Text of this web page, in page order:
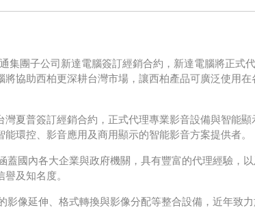
集團子公司新達電腦簽訂經銷合約，新達電腦將正式
協助西柏更深耕台灣市場，讓西柏產品可廣泛使用在
夏普簽訂經銷合約，正式代理專業影音設備與智能顯
環控、影音應用及商用顯示的智能影音方案提供者。
國內各大企業與政府機關，具有豐富的代理經驗，
及知名度。
像延伸、格式轉換與影像分配等整合設備，近年致